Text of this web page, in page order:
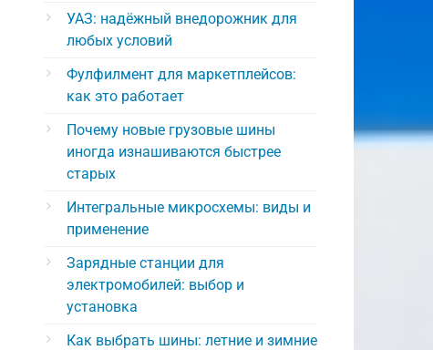
УАЗ: надёжный внедорожник для
любых условий
Фулфилмент для маркетплейсов:
как это работает
Почему новые грузовые шины
иногда изнашиваются быстрее
старых
Интегральные микросхемы: виды и
применение
Зарядные станции для
электромобилей: выбор и
установка
Как выбрать шины: летние и зимние